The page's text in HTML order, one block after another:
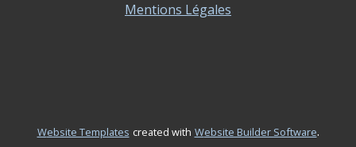
Mentions Légales
Website Templates created with Website Builder Software.